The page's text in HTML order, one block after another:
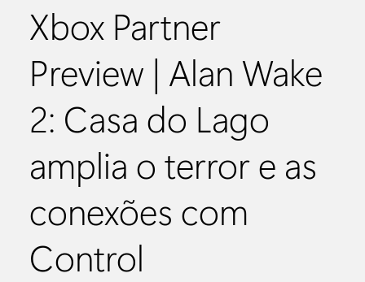
Xbox Partner
Preview | Alan Wake
2: Casa do Lago
amplia o terror e as
conexões com
Control